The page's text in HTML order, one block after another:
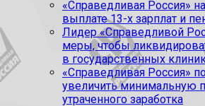
«Справедливая Россия»
выплате 13-х зарплат и
Лидер «Справедливой
меры, чтобы
в государственных
«Справедливая Россия»
увеличить минимальную
утраченного заработка